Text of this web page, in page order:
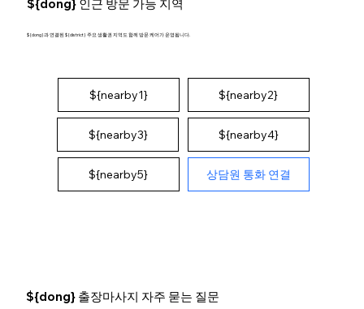
${dong} 인근 방문 가능 지역
${dong}과 연결된 ${district} 주요 생활권 지역도 함께 방문 케어가 운영됩니다.
${nearby1} ${nearby2}
${nearby3} ${nearby4}
${nearby5} 상담원 통화 연결
${dong} 출장마사지 자주 묻는 질문